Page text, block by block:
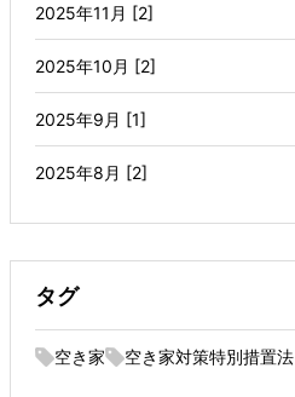
2025年11月 [2]
2025年10月 [2]
2025年9月 [1]
2025年8月 [2]
タグ
空き家 空き家対策特別措置法